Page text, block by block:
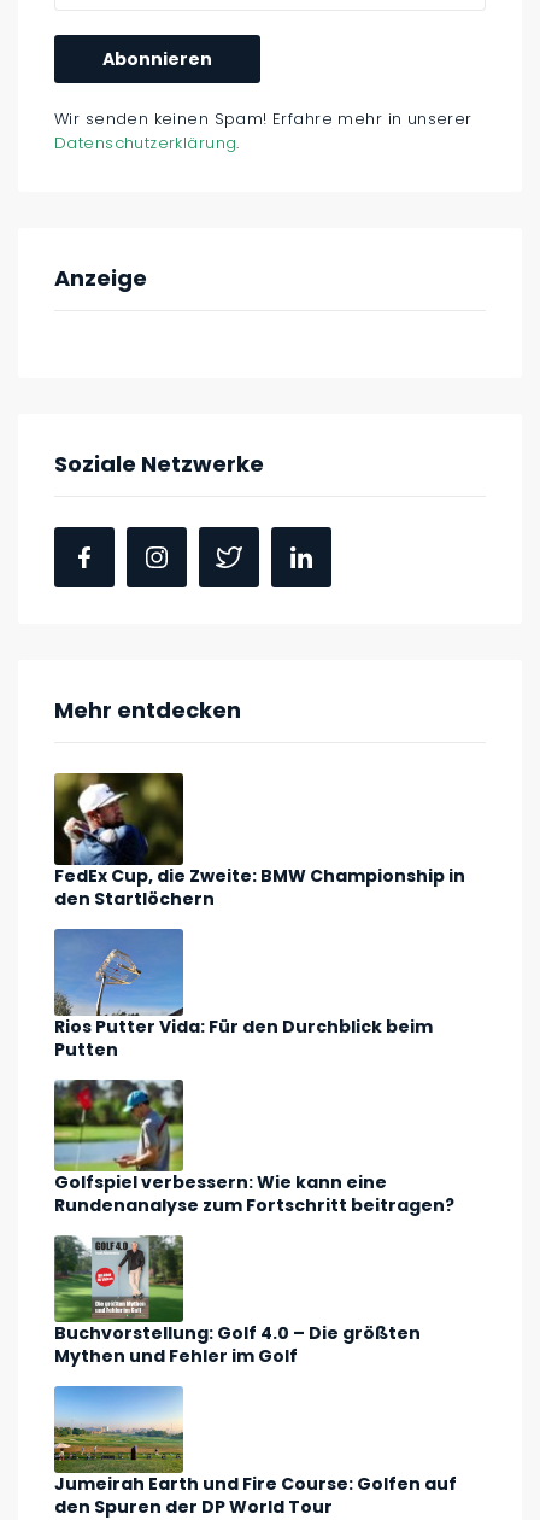
Wir senden keinen Spam! Erfahre mehr in unserer
Datenschutzerklärung.
Anzeige
Soziale Netzwerke
Mehr entdecken
FedEx Cup, die Zweite: BMW Championship in
den Startlöchern
Rios Putter Vida: Für den Durchblick beim
Putten
Golfspiel verbessern: Wie kann eine
Rundenanalyse zum Fortschritt beitragen?
Buchvorstellung: Golf 4.0 – Die größten
Mythen und Fehler im Golf
Jumeirah Earth und Fire Course: Golfen auf
den Spuren der DP World Tour